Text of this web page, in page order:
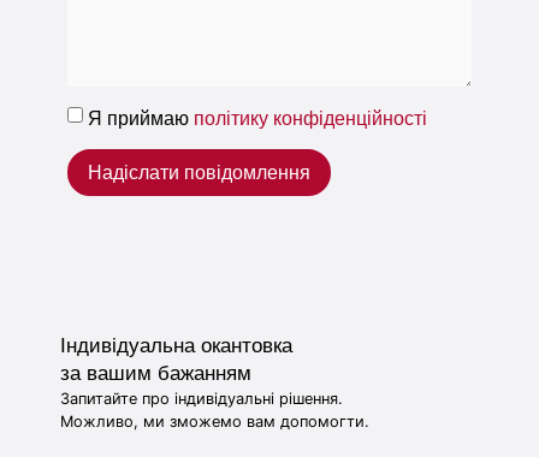
Я приймаю політику конфіденційності
Надіслати повідомлення
Індивідуальна окантовка
за вашим бажанням
Запитайте про індивідуальні рішення.
Можливо, ми зможемо вам допомогти.